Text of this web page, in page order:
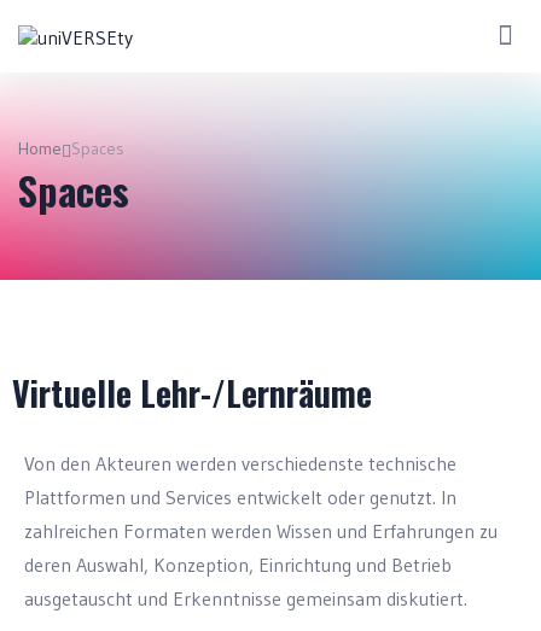
Home Spaces
Spaces
Virtuelle Lehr-/Lernräume
Von den Akteuren werden verschiedenste technische
Plattformen und Services entwickelt oder genutzt. In
zahlreichen Formaten werden Wissen und Erfahrungen zu
deren Auswahl, Konzeption, Einrichtung und Betrieb
ausgetauscht und Erkenntnisse gemeinsam diskutiert.